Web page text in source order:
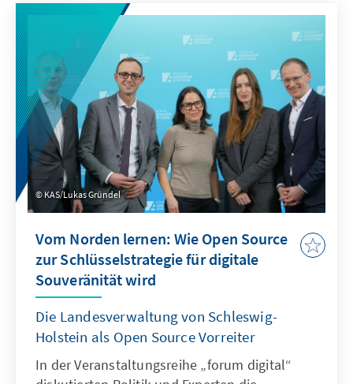
KAS/Lukas Gründel
Vom Norden lernen: Wie Open Source
zur Schlüsselstrategie für digitale
Souveränität wird
Die Landesverwaltung von Schleswig-
Holstein als Open Source Vorreiter
In der Veranstaltungsreihe „forum digital“